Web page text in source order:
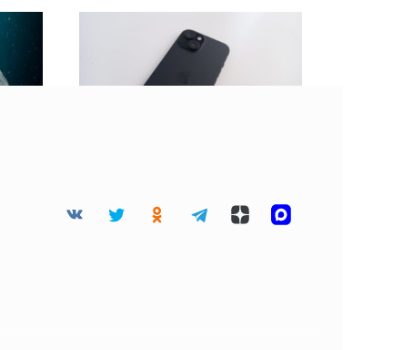
защитную пленку на
разбитый экран